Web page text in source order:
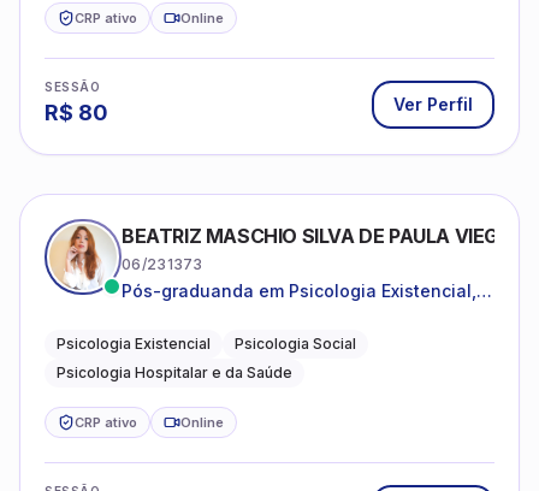
CRP ativo Online
SESSÃO
R$ 80 Ver Perfil
BEATRIZ MASCHIO SILVA DE PAULA VIEGAS
06/231373
Pós-graduanda em Psicologia Existencial,
da Saúde.
Psicologia Existencial
Psicologia Social
Psicologia Hospitalar e da Saúde
CRP ativo Online